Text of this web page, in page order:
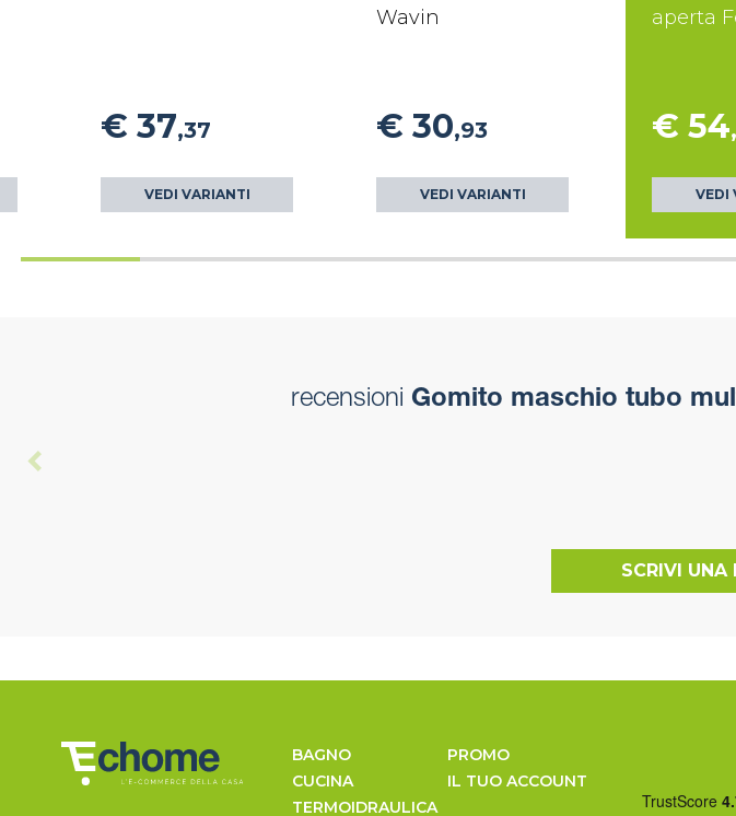
€ 37,37
VEDI VARIANTI
Wavin
€ 30,93
VEDI VARIANTI
aperta
€ 54
VEDI
recensioni Gomito maschio tubo
SCRIVI UNA
BAGNO
CUCINA
TERMOIDRAULICA
PROMO
IL TUO ACCOUNT